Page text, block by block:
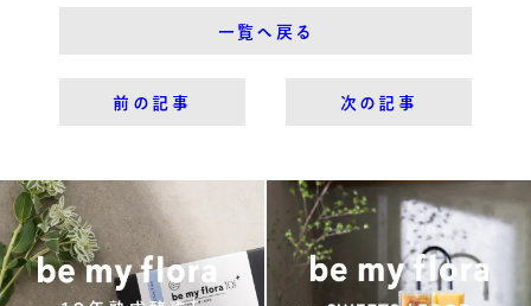
一覧へ戻る
前の記事 次の記事